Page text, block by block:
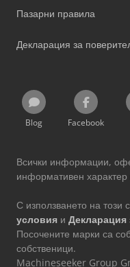
Пазарни правила
Декларация за
Blog Facebook
Всички информации,
информативен
С използването на този
условия и Декларация
Посочените марки са
собственици.
Machineseeker Group